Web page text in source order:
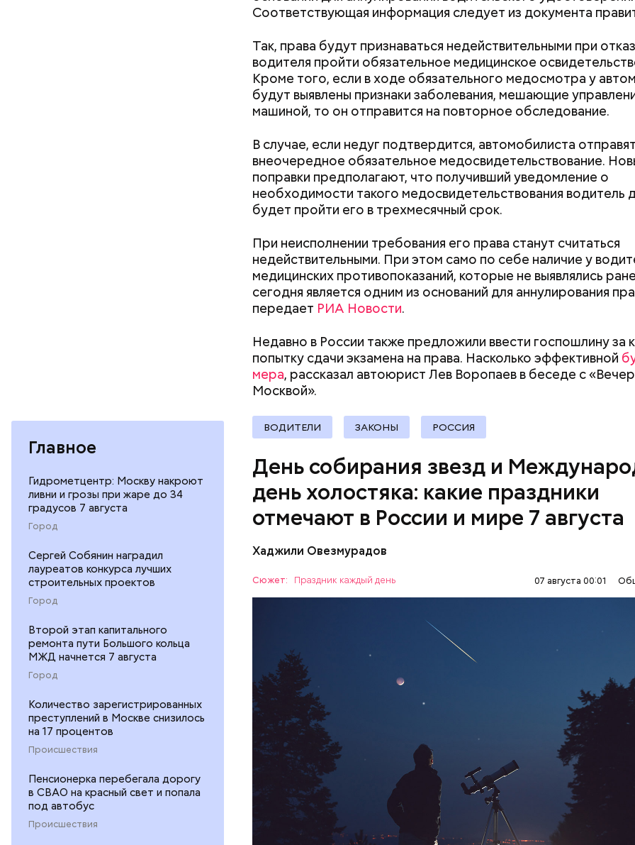
Главное
Гидрометцентр: Москву накроют
ливни и грозы при жаре до 34
градусов 7 августа
Город
Сергей Собянин наградил
лауреатов конкурса лучших
строительных проектов
Город
Второй этап капитального
ремонта пути Большого кольца
МЖД начнется 7 августа
Город
Количество зарегистрированных
преступлений в Москве снизилось
на 17 процентов
Происшествия
Пенсионерка перебегала дорогу
в СВАО на красный свет и попала
под автобус
Происшествия
Соответствующая информация следует из документа
Так, права будут признаваться недействительными при
водителя пройти обязательное медицинское
Кроме того, если в ходе обязательного медосмотра у
будут выявлены признаки заболевания, мешающие
машиной, то он отправится на повторное обследование.
В случае, если недуг подтвердится, автомобилиста
внеочередное обязательное медосвидетельствование.
поправки предполагают, что получивший уведомление о
необходимости такого медосвидетельствования водитель
будет пройти его в трехмесячный срок.
При неисполнении требования его права станут считаться
недействительными. При этом само по себе наличие у
медицинских противопоказаний, которые не выявлялись
сегодня является одним из оснований для аннулирования
передает РИА Новости.
Недавно в России также предложили ввести госпошлину за
попытку сдачи экзамена на права. Насколько эффективной
мера, рассказал автоюрист Лев Воропаев в беседе с
Москвой».
ВОДИТЕЛИ ЗАКОНЫ РОССИЯ
День собирания звезд и
день холостяка: какие праздники
отмечают в России и мире 7 августа
Хаджили Овезмурадов
Сюжет: Праздник каждый день 07 августа 00:01
День собирания звезд учрежден в честь метеорного потока
Персеиды, который ежегодно можно наблюдать в августе.
любители смотреть на звездопад 7 августа выезжают за
невооруженным глазом наблюдать за падающими звездами.
Международный день холостяка
ЕДА ПРАЗДНИКИ ЗВЕЗДОПАД
СЛАДОСТИ
кабачок;
петрушка;
чеснок;
оливковое масло;
соль.
— Кабачки, порезанные кубиками, нужно легко обжарить на
сковороде. К ним добавляются зелень петрушки, чеснок,
оливковое масло. Получается очень вкусно, — поделился
Копылов.
Как поменять батареи дома и
не получить штраф
Как получить до
рублей от
трудной